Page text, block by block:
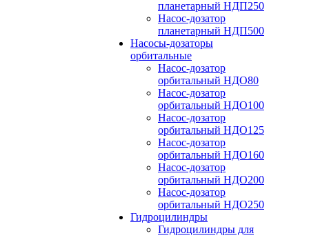
планетарный НДП250
Насос-дозатор
планетарный НДП500
Насосы-дозаторы
орбитальные
Насос-дозатор
орбитальный НДО80
Насос-дозатор
орбитальный НДО100
Насос-дозатор
орбитальный НДО125
Насос-дозатор
орбитальный НДО160
Насос-дозатор
орбитальный НДО200
Насос-дозатор
орбитальный НДО250
Гидроцилиндры
Гидроцилиндры для